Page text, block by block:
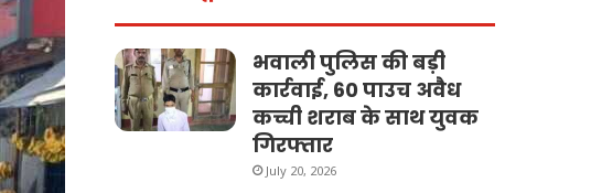
भवाली पुलिस की बड़ी
कार्रवाई, 60 पाउच अवैध
कच्ची शराब के साथ युवक
गिरफ्तार
July 20, 2026